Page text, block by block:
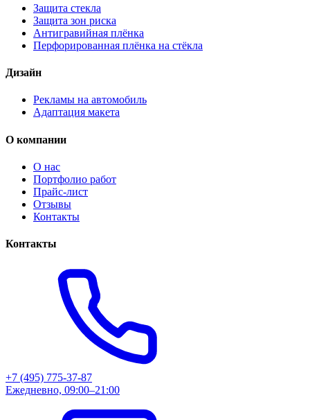
Защита стекла
Защита зон риска
Антигравийная плёнка
Перфорированная плёнка на стёкла
Дизайн
Рекламы на автомобиль
Адаптация макета
О компании
О нас
Портфолио работ
Прайс-лист
Отзывы
Контакты
Контакты
+7 (495) 775-37-87
Ежедневно, 09:00–21:00